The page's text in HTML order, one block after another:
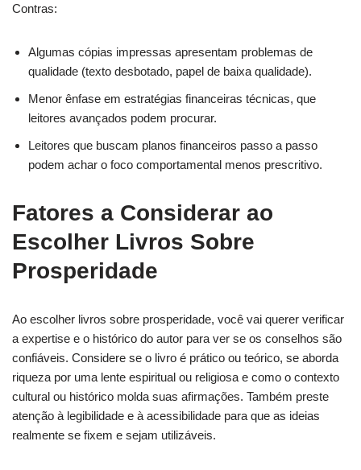
Contras:
Algumas cópias impressas apresentam problemas de
qualidade (texto desbotado, papel de baixa qualidade).
Menor ênfase em estratégias financeiras técnicas, que
leitores avançados podem procurar.
Leitores que buscam planos financeiros passo a passo
podem achar o foco comportamental menos prescritivo.
Fatores a Considerar ao
Escolher Livros Sobre
Prosperidade
Ao escolher livros sobre prosperidade, você vai querer verificar
a expertise e o histórico do autor para ver se os conselhos são
confiáveis. Considere se o livro é prático ou teórico, se aborda
riqueza por uma lente espiritual ou religiosa e como o contexto
cultural ou histórico molda suas afirmações. Também preste
atenção à legibilidade e à acessibilidade para que as ideias
realmente se fixem e sejam utilizáveis.